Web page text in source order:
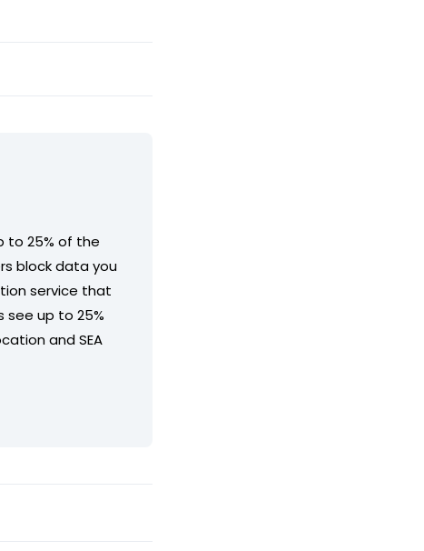
to 25% of the
block data you
service that
see up to 25%
and SEA